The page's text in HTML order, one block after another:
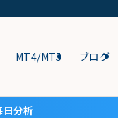
MT4/MT5 ブログ
分析